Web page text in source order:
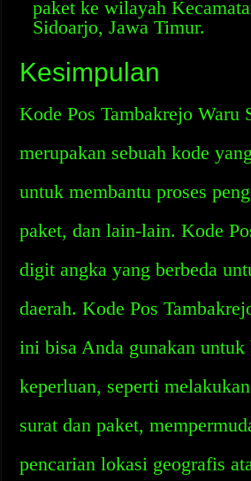
paket ke wilayah
Sidoarjo, Jawa Timur.
Kesimpulan
Kode Pos Tambakrejo Waru
merupakan sebuah kode
untuk membantu proses
paket, dan lain-lain. Kode
digit angka yang berbeda
daerah. Kode Pos
ini bisa Anda gunakan untuk
keperluan, seperti
surat dan paket,
pencarian lokasi geografis